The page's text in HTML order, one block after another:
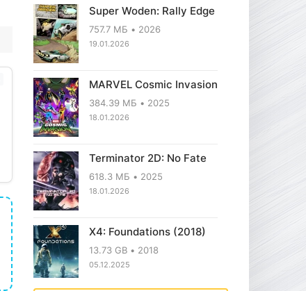
Super Woden: Rally Edge
757.7 МБ 2026
19.01.2026
MARVEL Cosmic Invasion
384.39 МБ 2025
18.01.2026
Terminator 2D: No Fate
618.3 МБ 2025
18.01.2026
X4: Foundations (2018)
13.73 GB 2018
05.12.2025